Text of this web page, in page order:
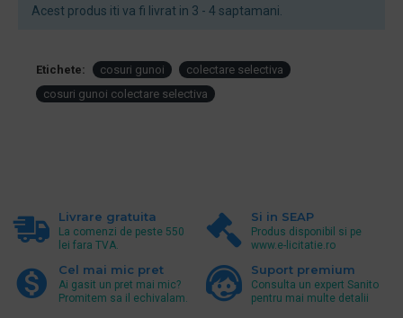
Acest produs iti va fi livrat in 3 - 4 saptamani.
Etichete: cosuri gunoi
colectare selectiva
cosuri gunoi colectare selectiva
Livrare gratuita
La comenzi de peste 550
lei fara TVA.
Si in SEAP
Produs disponibil si pe
www.e-licitatie.ro
Cel mai mic pret
Ai gasit un pret mai mic?
Promitem sa il echivalam.
Suport premium
Consulta un expert Sanito
pentru mai multe detalii